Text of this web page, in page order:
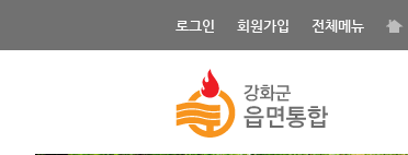
로그인 회원가입 전체메뉴